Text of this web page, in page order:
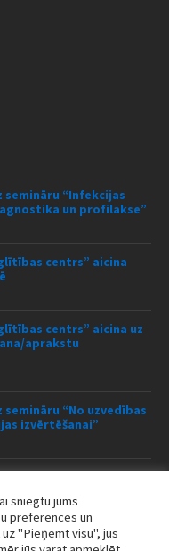
semināru “Infekcijas
un profilakse”
centrs” aicina
centrs” aicina uz
aprakstu
semināru “No uzvedības
izvērtēšanai”
sniegtu jums
preferences un
"Pieņemt visu", jūs